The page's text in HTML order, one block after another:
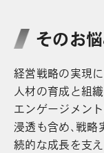
そのお
経営戦略の実現
人材の育成と組
エンゲージメン
浸透も含め、戦
続的な成長を支え